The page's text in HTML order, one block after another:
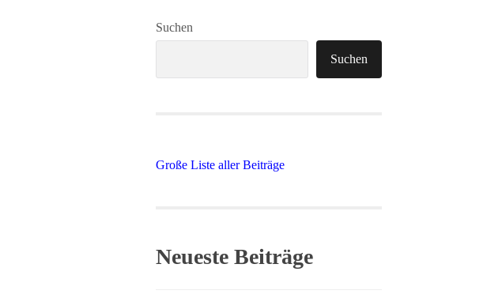
Suchen
Suchen
Große Liste aller Beiträge
Neueste Beiträge